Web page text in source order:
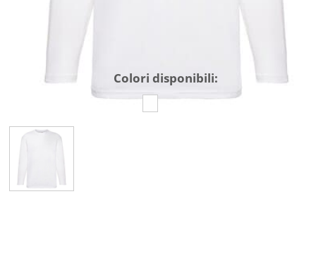
Colori disponibili: